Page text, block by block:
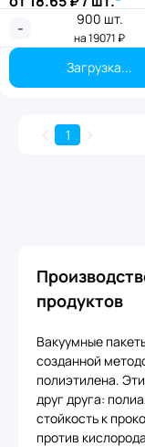
-
900 шт.
на19071₽
Загрузка...
1
продуктов
Вакуумные
созданной
полиэтилена.
друг друга:
стойкость к
против